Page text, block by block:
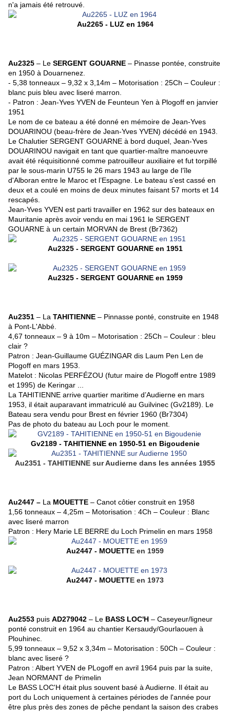
n'a jamais été retrouvé.
Au2265 - LUZ en 1964
Au2325 – Le SERGENT GOUARNE – Pinasse pontée, construite
en 1950 à Douarnenez.
- 5,38 tonneaux – 9,32 x 3,14m – Motorisation : 25Ch – Couleur :
blanc puis bleu avec liseré marron.
- Patron : Jean-Yves YVEN de Feunteun Yen à Plogoff en janvier
1951
Le nom de ce bateau a été donné en mémoire de Jean-Yves
DOUARINOU (beau-frère de Jean-Yves YVEN) décédé en 1943.
Le Chalutier SERGENT GOUARNE à bord duquel, Jean-Yves
DOUARINOU navigait en tant que quartier-maître manoeuvre
avait été réquisitionné comme patrouilleur auxiliaire et fut torpillé
par le sous-marin U755 le 26 mars 1943 au large de l’île
d'Alboran entre le Maroc et l’Espagne. Le bateau s'est cassé en
deux et a coulé en moins de deux minutes faisant 57 morts et 14
rescapés.
Jean-Yves YVEN est parti travailler en 1962 sur des bateaux en
Mauritanie après avoir vendu en mai 1961 le SERGENT
GOUARNE à un certain MORVAN de Brest (Br7362)
Au2325 - SERGENT GOUARNE en 1951
Au2325 - SERGENT GOUARNE en 1959
Au2351 – La TAHITIENNE – Pinnasse ponté, construite en 1948
à Pont-L'Abbé.
4,67 tonneaux – 9 à 10m – Motorisation : 25Ch – Couleur : bleu
clair ?
Patron : Jean-Guillaume GUÉZINGAR dis Laum Pen Len de
Plogoff en mars 1953.
Matelot : Nicolas PERFÉZOU (futur maire de Plogoff entre 1989
et 1995) de Keringar ...
La TAHITIENNE arrive quartier maritime d’Audierne en mars
1953, il était auparavant immatriculé au Guilvinec (Gv2189). Le
Bateau sera vendu pour Brest en février 1960 (Br7304)
Pas de photo du bateau au Loch pour le moment.
Gv2189 - TAHITIENNE en 1950-51 en Bigoudenie
Au2351 - TAHITIENNE sur Audierne dans les années 1955
Au2447 – La MOUETTE – Canot côtier construit en 1958
1,56 tonneaux – 4,25m – Motorisation : 4Ch – Couleur : Blanc
avec liseré marron
Patron : Hery Marie LE BERRE du Loch Primelin en mars 1958
Au2447 - MOUETTE en 1959
Au2447 - MOUETTE en 1973
Au2553 puis AD279042 – Le BASS LOC'H – Caseyeur/ligneur
ponté construit en 1964 au chantier Kersaudy/Gourlaouen à
Plouhinec.
5,99 tonneaux – 9,52 x 3,34m – Motorisation : 50Ch – Couleur :
blanc avec liseré ?
Patron : Albert YVEN de PLogoff en avril 1964 puis par la suite,
Jean NORMANT de Primelin
Le BASS LOC'H était plus souvent basé à Audierne. Il était au
port du Loch uniquement à certaines périodes de l'année pour
être plus près des zones de pêche pendant la saison des crabes